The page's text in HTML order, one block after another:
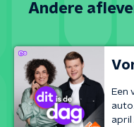
Andere
Een
april